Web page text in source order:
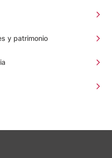
y patrimonio